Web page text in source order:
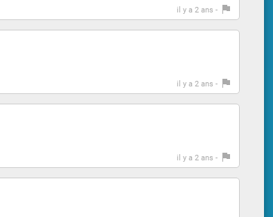
il y a 2 ans -
il y a 2 ans -
il y a 2 ans -